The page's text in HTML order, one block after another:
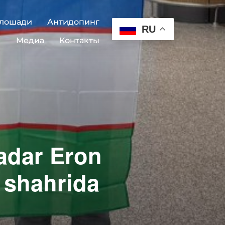
Антидопинг
Медиа
Контакты
RU
Eron